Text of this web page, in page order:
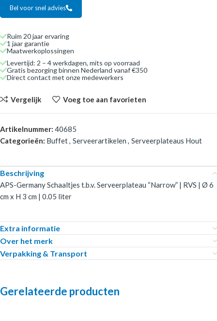
Bel voor snel advies
Ruim 20 jaar ervaring
1 jaar garantie
Maatwerkoplossingen
Levertijd: 2 – 4 werkdagen, mits op voorraad
Gratis bezorging binnen Nederland vanaf €350
Direct contact met onze medewerkers
Vergelijk Voeg toe aan favorieten
Artikelnummer: 40685
Categorieën: Buffet, Serveerartikelen , Serveerplateaus Hout
Beschrijving
APS-Germany Schaaltjes t.b.v. Serveerplateau “Narrow” | RVS | Ø 6
cm x H 3 cm | 0.05 liter
Extra informatie
Over het merk
Verpakking & Transport
Gerelateerde producten